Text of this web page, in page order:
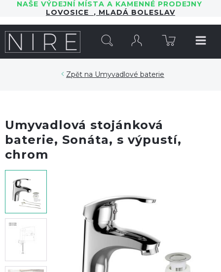
NAŠE VÝDEJNÍ MÍSTA A KAMENNÉ PRODEJNY
LOVOSICE , MLADÁ BOLESLAV
Umyvadlové baterie
Umyvadlová stojánková
baterie, Sonáta, s výpustí,
chrom